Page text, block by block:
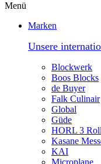
Menü
Marken
Unsere
Blockwerk
Boos Blocks
de Buyer
Falk Culinair
Global
Güde
HORL 3
Kasane
KAI
Microplane